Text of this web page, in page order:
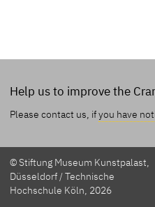
Help us to improve the
Please contact us, ifyou have
© Stiftung Museum Kunstpalast,
Düsseldorf / Technische
Hochschule Köln, 2026